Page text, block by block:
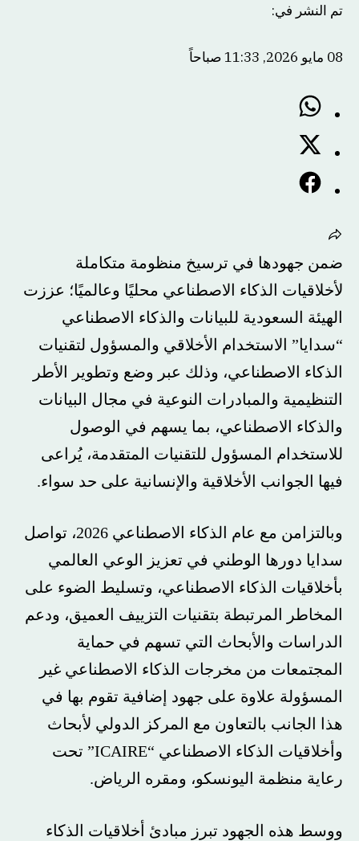
تم النشر في:
08 مايو 2026, 11:33 صباحاً
ضمن جهودها في ترسيخ منظومة متكاملة
لأخلاقيات الذكاء الاصطناعي محليًا وعالميًا؛ عززت
الهيئة السعودية للبيانات والذكاء الاصطناعي
“سدايا” الاستخدام الأخلاقي والمسؤول لتقنيات
الذكاء الاصطناعي، وذلك عبر وضع وتطوير الأطر
التنظيمية والمبادرات النوعية في مجال البيانات
والذكاء الاصطناعي، بما يسهم في الوصول
للاستخدام المسؤول للتقنيات المتقدمة، يُراعى
فيها الجوانب الأخلاقية والإنسانية على حد سواء.
وبالتزامن مع عام الذكاء الاصطناعي 2026، تواصل
سدايا دورها الوطني في تعزيز الوعي العالمي
بأخلاقيات الذكاء الاصطناعي، وتسليط الضوء على
المخاطر المرتبطة بتقنيات التزييف العميق، ودعم
الدراسات والأبحاث التي تسهم في حماية
المجتمعات من مخرجات الذكاء الاصطناعي غير
المسؤولة علاوة على جهود إضافية تقوم بها في
هذا الجانب بالتعاون مع المركز الدولي لأبحاث
وأخلاقيات الذكاء الاصطناعي “ICAIRE” تحت
رعاية منظمة اليونسكو، ومقره الرياض.
ووسط هذه الجهود تبرز مبادئ أخلاقيات الذكاء